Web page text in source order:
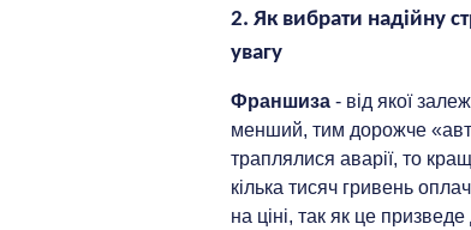
2. Як вибрати надійну
увагу
Франшиза - від якої
менший, тим дорожче
траплялися аварії, то
кілька тисяч гривень
на ціні, так як це